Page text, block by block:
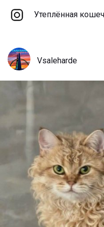
Утеплённая
Vsaleharde